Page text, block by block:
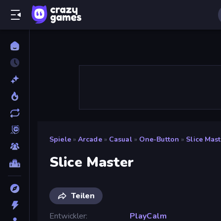
Spiele » Arcade » Casual » One-Button » Slice
Slice Master
Teilen
Entwickler
PlayCalm